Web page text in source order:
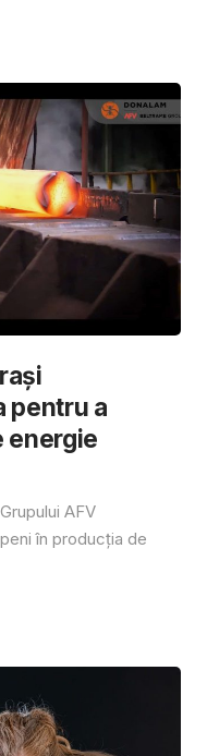
pentru a
energie
AFV
în producția de